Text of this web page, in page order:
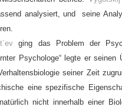
analysiert, und
seine
ging das Problem der
Psychologe“ legte er seinen
seiner Zeit
eine spezifische
nicht innerhalb einer